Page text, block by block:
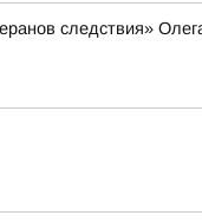
следствия»